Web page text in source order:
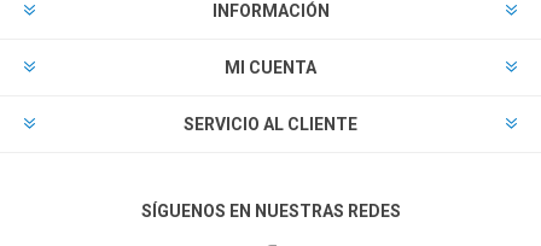
INFORMACIÓN
MI CUENTA
SERVICIO AL CLIENTE
SÍGUENOS EN NUESTRAS REDES